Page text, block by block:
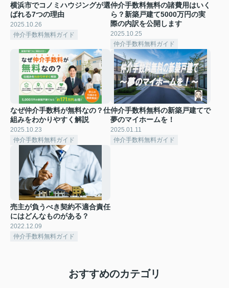
横浜市でコノミハウジングが選
ばれる7つの理由
2025.10.26
仲介手数料無料ガイド
仲介手数料無料の諸費用はいく
ら？新築戸建て5000万円の実
際の内訳を公開します
2025.10.25
仲介手数料無料ガイド
なぜ仲介手数料が無料なの？仕
組みをわかりやすく解説
2025.10.23
仲介手数料無料ガイド
仲介手数料無料の新築戸建てで
夢のマイホームを！
2025.01.11
仲介手数料無料ガイド
売主が負うべき契約不適合責任
にはどんなものがある？
2022.12.09
仲介手数料無料ガイド
おすすめのカテゴリ